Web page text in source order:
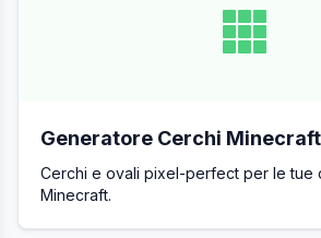
Generatore Cerchi Minecraft
Cerchi e ovali pixel-perfect per le tue
Minecraft.